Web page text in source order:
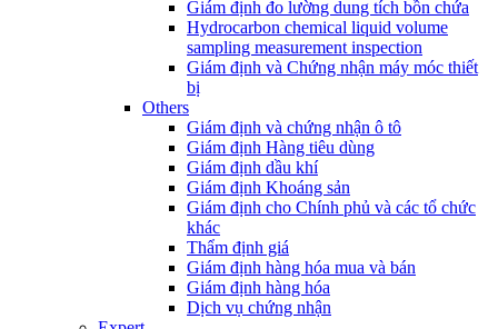
Giám định đo lường dung tích bồn chứa
Hydrocarbon chemical liquid volume
sampling measurement inspection
Giám định và Chứng nhận máy móc thiết
bị
Others
Giám định và chứng nhận ô tô
Giám định Hàng tiêu dùng
Giám định dầu khí
Giám định Khoáng sản
Giám định cho Chính phủ và các tổ chức
khác
Thẩm định giá
Giám định hàng hóa mua và bán
Giám định hàng hóa
Dịch vụ chứng nhận